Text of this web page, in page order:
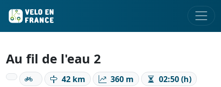
Au fil de l'eau 2
42 km 360 m
02:50 (h)